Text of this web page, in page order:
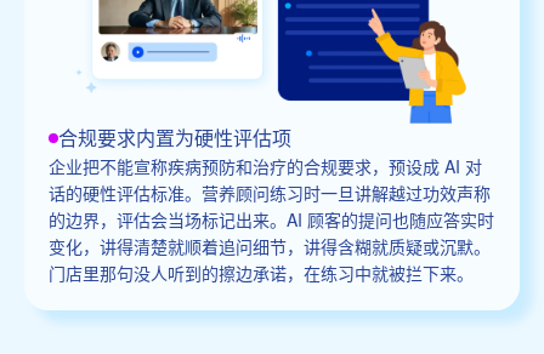
合规要求内置为硬性评估项
企业把不能宣称疾病预防和治疗的合规要求，预设成 AI 对
话的硬性评估标准。营养顾问练习时一旦讲解越过功效声称
的边界，评估会当场标记出来。AI 顾客的提问也随应答实时
变化，讲得清楚就顺着追问细节，讲得含糊就质疑或沉默。
门店里那句没人听到的擦边承诺，在练习中就被拦下来。